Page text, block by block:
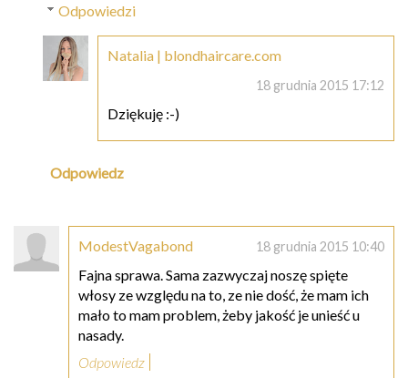
Odpowiedzi
Natalia | blondhaircare.com
18 grudnia 2015 17:12
Dziękuję :-)
Odpowiedz
ModestVagabond 18 grudnia 2015 10:40
Fajna sprawa. Sama zazwyczaj noszę spięte
włosy ze względu na to, ze nie dość, że mam ich
mało to mam problem, żeby jakość je unieść u
nasady.
Odpowiedz